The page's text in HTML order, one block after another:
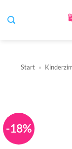
Inhalt
Start »
-18%